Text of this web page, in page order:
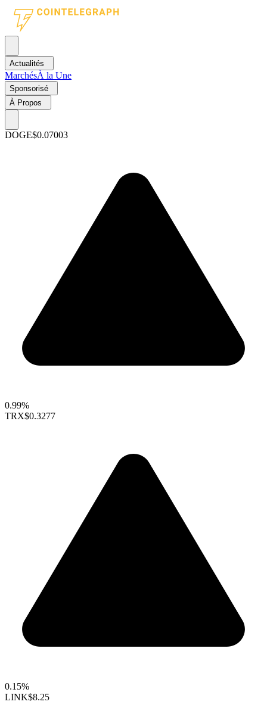
Actualités
MarchésÀ la Une
Sponsorisé
À Propos
DOGE$0.07003
0.99%
TRX$0.3277
0.15%
LINK$8.25